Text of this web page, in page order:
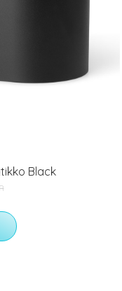
Black